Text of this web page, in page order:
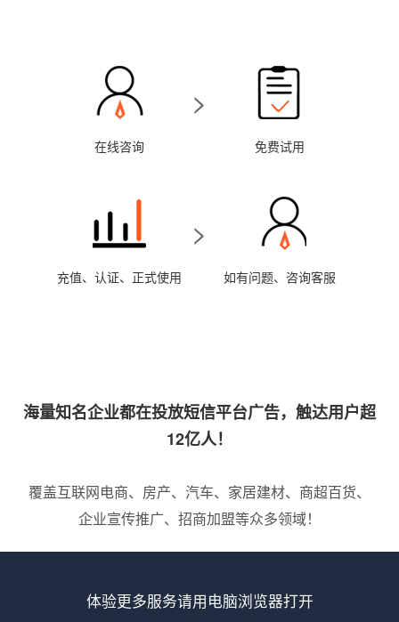
在线咨询
>
免费试用
充值、认证、正式使用
>
如有问题、咨询客服
海量知名企业都在投放短信平台广告，触达用户超
12亿人！
覆盖互联网电商、房产、汽车、家居建材、商超百货、
企业宣传推广、招商加盟等众多领域！
体验更多服务请用电脑浏览器打开